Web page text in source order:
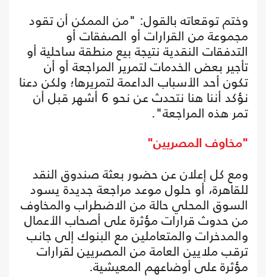
وختم توقعاته بالقول: "من الممكن أن تقود
مجموعة من القرارات أو الصفقات أو
التدفقات النقدية نتيجة بيع منطقة ساحلية أو
تأجير بعض الخدمات لتمرير المراجعة أو أن
تكون أحد الأسباب الداعمة لتمريرها؛ ولكن دعنا
نؤكد أننا هنا نتحدث عن نحو 6 أشهر قبل أن
تمر هذه المراجعة".
"مخاوف المصريين"
ومع كل إعلان عن حضور بعثة صندوق النقد
للقاهرة، أو حلول موعد مراجعة جديدة يسود
السوق المحلي حالة من الاضطراب والمخاوف
من حدوث قرارات مؤثرة على أصحاب الأعمال
والمدخرات والمتعاملين مع البنوك إلى جانب
ترقب ملايين العامة من المصريين لقرارات
مؤثرة على أوضاعهم المعيشية.